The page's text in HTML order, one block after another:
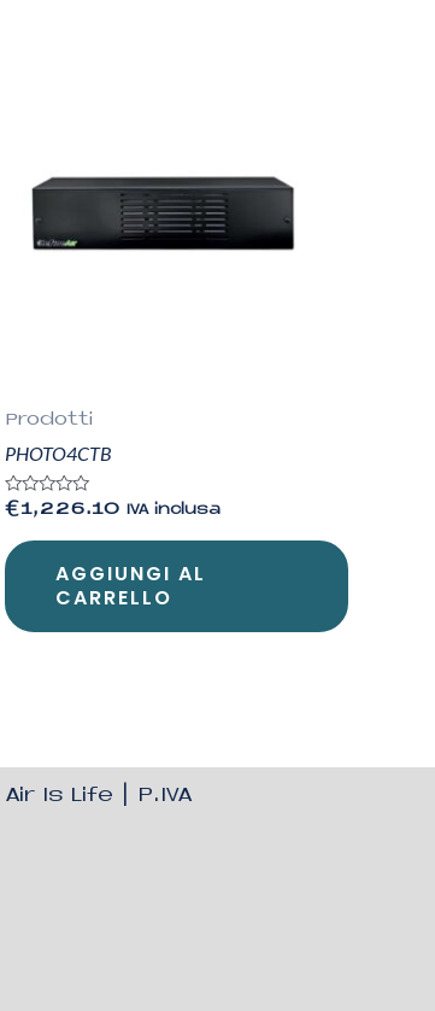
Prodotti
PHOTO4CTB
Valutato
su
5
€1,226.10 IVA inclusa
AGGIUNGI AL
CARRELLO
Is Life | P.IVA